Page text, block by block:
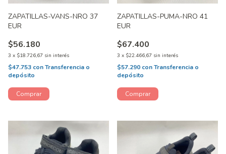
ZAPATILLAS-VANS-NRO 37
EUR
$56.180
3 x $18.726,67 sin interés
$47.753 conTransferencia o
depósito
ZAPATILLAS-PUMA-NRO 41
EUR
$67.400
3 x $22.466,67 sin interés
$57.290 conTransferencia o
depósito